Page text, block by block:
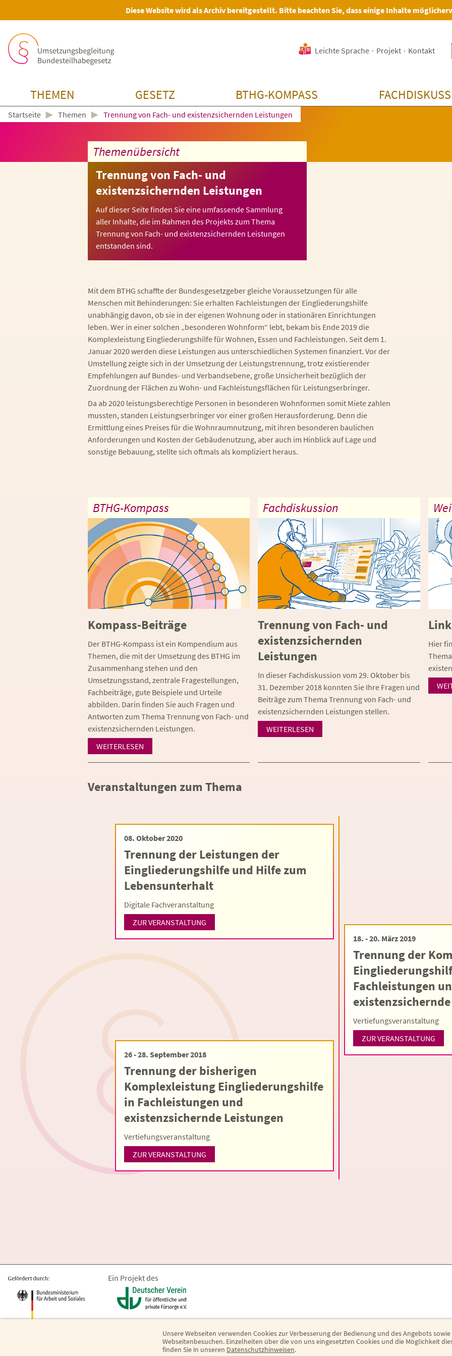
Diese Website wird als Archiv bereitgestellt. Bitte beachten Sie, dass einige Inhalte
Leichte Sprache · Projekt · Kontakt
THEMEN GESETZ BTHG-KOMPASS
Startseite ► Themen ► Trennung von Fach- und existenzsichernden Leistungen
Themenübersicht
Trennung von Fach- und
existenzsichernden Leistungen
Auf dieser Seite finden Sie eine umfassende Sammlung
aller Inhalte, die im Rahmen des Projekts zum Thema
Trennung von Fach- und existenzsichernden Leistungen
entstanden sind.
Mit dem BTHG schaffte der Bundesgesetzgeber gleiche Voraussetzungen für alle
Menschen mit Behinderungen: Sie erhalten Fachleistungen der Eingliederungshilfe
unabhängig davon, ob sie in der eigenen Wohnung oder in stationären Einrichtungen
leben. Wer in einer solchen „besonderen Wohnform“ lebt, bekam bis Ende 2019 die
Komplexleistung Eingliederungshilfe für Wohnen, Essen und Fachleistungen. Seit dem 1.
Januar 2020 werden diese Leistungen aus unterschiedlichen Systemen finanziert. Vor der
Umstellung zeigte sich in der Umsetzung der Leistungstrennung, trotz existierender
Empfehlungen auf Bundes- und Verbandsebene, große Unsicherheit bezüglich der
Zuordnung der Flächen zu Wohn- und Fachleistungsflächen für Leistungserbringer.
Da ab 2020 leistungsberechtige Personen in besonderen Wohnformen somit Miete zahlen
mussten, standen Leistungserbringer vor einer großen Herausforderung. Denn die
Ermittlung eines Preises für die Wohnraumnutzung, mit ihren besonderen baulichen
Anforderungen und Kosten der Gebäudenutzung, aber auch im Hinblick auf Lage und
sonstige Bebauung, stellte sich oftmals als kompliziert heraus.
BTHG-Kompass
Kompass-Beiträge
Der BTHG-Kompass ist ein Kompendium aus
Themen, die mit der Umsetzung des BTHG im
Zusammenhang stehen und den
Umsetzungsstand, zentrale Fragestellungen,
Fachbeiträge, gute Beispiele und Urteile
abbilden. Darin finden Sie auch Fragen und
Antworten zum Thema Trennung von Fach- und
existenzsichernden Leistungen.
WEITERLESEN
Fachdiskussion
Trennung von Fach- und
existenzsichernden
Leistungen
In dieser Fachdiskussion vom 29. Oktober bis
31. Dezember 2018 konnten Sie Ihre Fragen und
Beiträge zum Thema Trennung von Fach- und
existenzsichernden Leistungen stellen.
WEITERLESEN
Hier
Veranstaltungen zum Thema
08. Oktober 2020
Trennung der Leistungen der
Eingliederungshilfe und Hilfe zum
Lebensunterhalt
Digitale Fachveranstaltung
ZUR VERANSTALTUNG
18. - 20. März 2019
Trennung der
Fachleistungen
Vertiefungsveranstaltung
ZUR VERANSTALTUNG
26 - 28. September 2018
Trennung der bisherigen
Komplexleistung Eingliederungshilfe
in Fachleistungen und
existenzsichernde Leistungen
Vertiefungsveranstaltung
ZUR VERANSTALTUNG
Ein Projekt des
Unsere Webseiten verwenden Cookies zur Verbesserung der Bedienung und des Angebots
Webseitenbesuchen. Einzelheiten über die von uns eingesetzten Cookies und die Möglichkeit
finden Sie in unseren Datenschutzhinweisen.